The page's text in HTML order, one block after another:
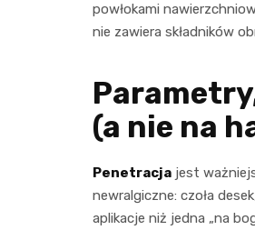
powłokami
nie zawiera składników
(a nie na
Penetracja jest
newralgiczne: czoła
aplikacje niż jedna „na